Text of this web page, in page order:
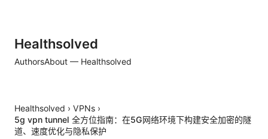
Healthsolved
AuthorsAbout — Healthsolved
Healthsolved › VPNs ›
5g vpn tunnel 全方位指南：在5G网络环境下构建安全加密的隧
道、速度优化与隐私保护